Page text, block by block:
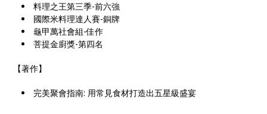
料理之王第三季-前六強
國際米料理達人賽-銅牌
龜甲萬社會組-佳作
菩提金廚獎-第四名
【著作】
完美聚會指南: 用常見食材打造出五星級盛宴